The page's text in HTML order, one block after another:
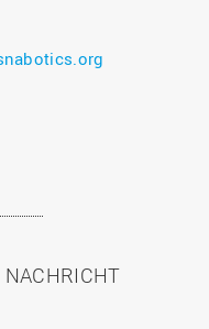
NACHRICHT